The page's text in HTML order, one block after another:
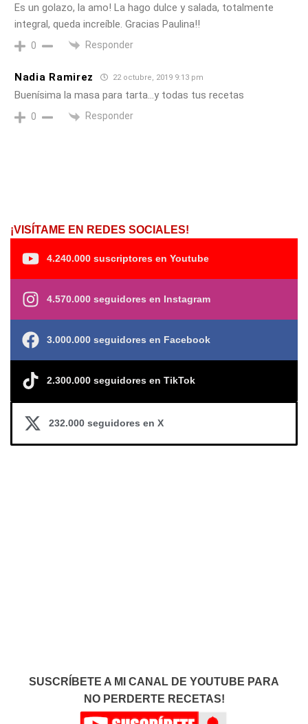
Es un golazo, la amo! La hago dulce y salada, totalmente
integral, queda increíble. Gracias Paulina!!
0 Responder
Nadia Ramirez 22 octubre, 2019 9:13 pm
Buenísima la masa para tarta…y todas tus recetas
0 Responder
¡VISÍTAME EN REDES SOCIALES!
4.240.000 suscriptores en Youtube
4.570.000 seguidores en Instagram
3.000.000 seguidores en Facebook
2.300.000 seguidores en TikTok
232.000 seguidores en X
SUSCRÍBETE A MI CANAL DE YOUTUBE PARA
NO PERDERTE RECETAS!